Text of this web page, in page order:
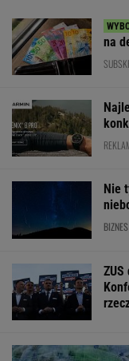
na
Nie
BIZNES
ZUS